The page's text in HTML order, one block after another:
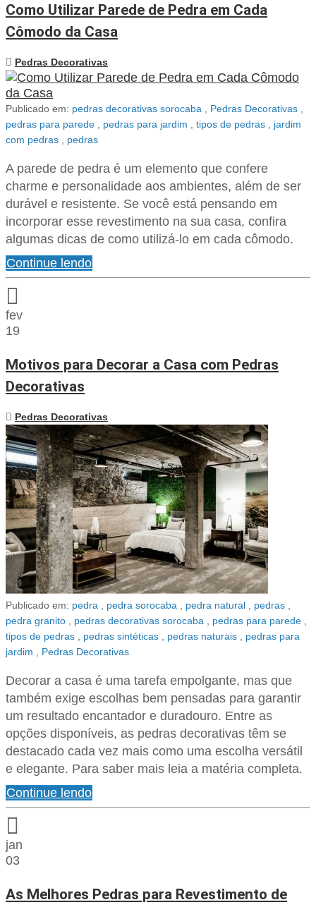
Como Utilizar Parede de Pedra em Cada
Cômodo da Casa
Pedras Decorativas
Publicado em: pedras decorativas sorocaba Pedras Decorativas
pedras para parede
pedras para jardim tipos de pedras
jardim
com pedras
pedras
A parede de pedra é um elemento que confere
charme e personalidade aos ambientes, além de ser
durável e resistente. Se você está pensando em
incorporar esse revestimento na sua casa, confira
algumas dicas de como utilizá-lo em cada cômodo.
Continue lendo
fev
19
Motivos para Decorar a Casa com Pedras
Decorativas
Pedras Decorativas
Publicado em: pedra , pedra sorocaba , pedra natural , pedras ,
pedra granito , pedras decorativas sorocaba , pedras para parede ,
tipos de pedras , pedras sintéticas , pedras naturais , pedras para
jardim , Pedras Decorativas
Decorar a casa é uma tarefa empolgante, mas que
também exige escolhas bem pensadas para garantir
um resultado encantador e duradouro. Entre as
opções disponíveis, as pedras decorativas têm se
destacado cada vez mais como uma escolha versátil
e elegante. Para saber mais leia a matéria completa.
Continue lendo
jan
03
As Melhores Pedras para Revestimento de